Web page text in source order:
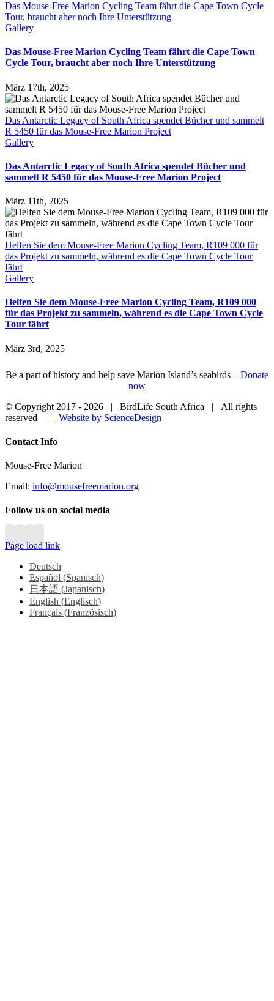
Das Mouse-Free Marion Cycling Team fährt die Cape Town Cycle
Tour, braucht aber noch Ihre Unterstützung
Gallery
Das Mouse-Free Marion Cycling Team fährt die Cape Town
Cycle Tour, braucht aber noch Ihre Unterstützung
März 17th, 2025
Das Antarctic Legacy of South Africa spendet Bücher und sammelt
R 5450 für das Mouse-Free Marion Project
Gallery
Das Antarctic Legacy of South Africa spendet Bücher und
sammelt R 5450 für das Mouse-Free Marion Project
März 11th, 2025
Helfen Sie dem Mouse-Free Marion Cycling Team, R109 000 für
das Projekt zu sammeln, während es die Cape Town Cycle Tour
fährt
Gallery
Helfen Sie dem Mouse-Free Marion Cycling Team, R109 000
für das Projekt zu sammeln, während es die Cape Town Cycle
Tour fährt
März 3rd, 2025
Be a part of history and help save Marion Island’s seabirds – Donate
now
© Copyright 2017 - 2026 | BirdLife South Africa | All rights
reserved |
Website by ScienceDesign
Close
Bar
Contact Info
Mouse-Free Marion
Email: info@mousefreemarion.org
Follow us on social media
Page load link
Deutsch
Español (Spanisch)
日本語 (Japanisch)
English (Englisch)
Français (Französisch)